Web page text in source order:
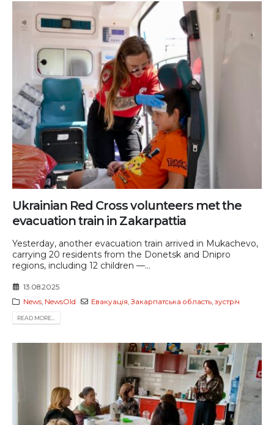
Ukrainian Red Cross volunteers met the
evacuation train in Zakarpattia
Yesterday, another evacuation train arrived in Mukachevo,
carrying 20 residents from the Donetsk and Dnipro
regions, including 12 children —...
13.08.2025
News, NewsOld Евакуація,Закарпатська область,зустріч
READ MORE...